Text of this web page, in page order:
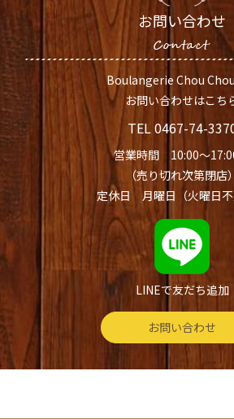
お問い合わせ
Boulangerie Chou
お問い合わせはこち
TEL0467-74-
営業時間 10:00～
（売り切れ次第閉店）
定休日 月曜日（火曜日不
LINEで友だち追加
お問い合わせ